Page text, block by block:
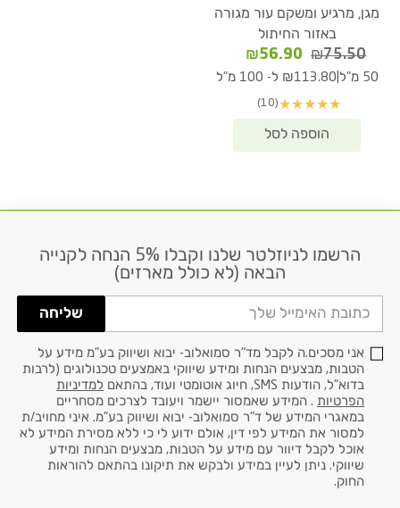
מגן, מרגיע ומשקם עור מגורה
באזור החיתול
₪75.50
המחיר
המקורי
₪75.50.
₪56.90
המחיר
הנוכחי
50 מ"ל ₪113.80 ל- 100 מ"ל
★
★
★
★
★
(10)
הרשמו לניוזלטר שלנו וקבלו 5% הנחה לקנייה
הבאה (לא כולל מארזים)
דוא׳׳ל
שליחה
אני מסכים.ה לקבל מד"ר סמואלוב- יבוא ושיווק בע"מ מידע על
הטבות, מבצעים הנחות ומידע שיווקי באמצעים טכנולוגים (לרבות
בדוא"ל, הודעות SMS, חיוג אוטומטי ועוד, בהתאם
למדיניות
הפרטיות . המידע שאמסור יישמר ויעובד לצרכים מסחריים
במאגרי המידע של ד"ר סמואלוב- יבוא ושיווק בע"מ. איני מחויב/ת
למסור את המידע לפי דין, אולם ידוע לי כי ללא מסירת המידע לא
אוכל לקבל דיוור עם מידע על הטבות, מבצעים הנחות ומידע
שיווקי. ניתן לעיין במידע ולבקש את תיקונו בהתאם להוראות
החוק.